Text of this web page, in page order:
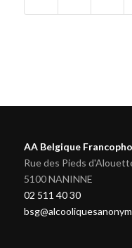
AA Belgique
Rue des Pieds
5100 NANINNE
02 511 40 30